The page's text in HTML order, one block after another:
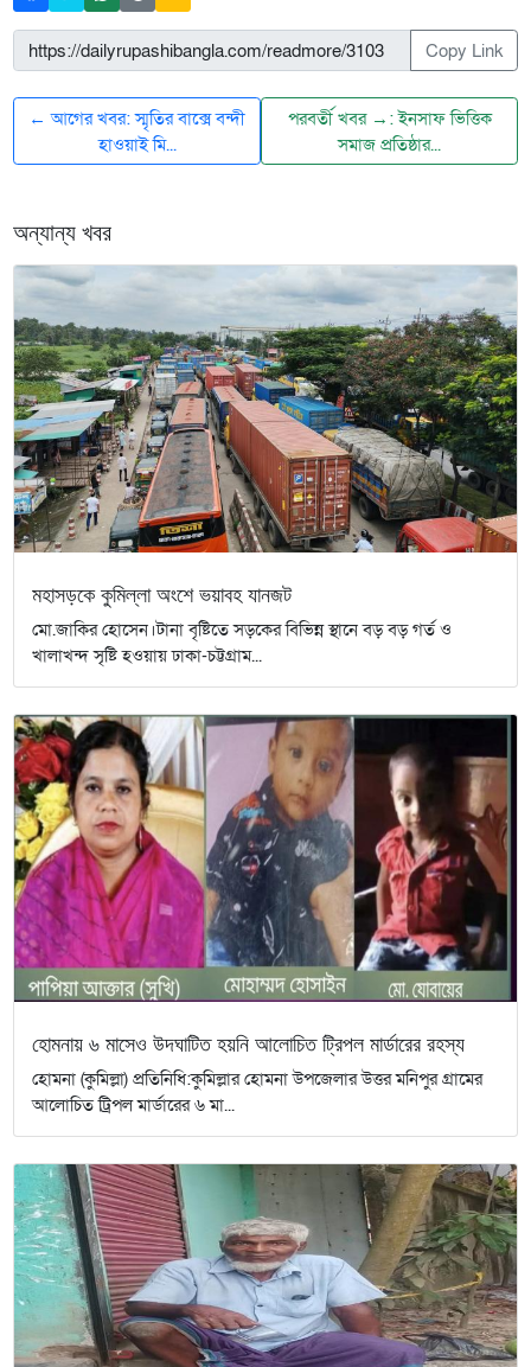
Copy Link
← আগের খবর: স্মৃতির বাক্সে বন্দী
হাওয়াই মি...
পরবর্তী খবর →: ইনসাফ ভিত্তিক
সমাজ প্রতিষ্ঠার...
অন্যান্য খবর
মহাসড়কে কুমিল্লা অংশে ভয়াবহ যানজট
মো.জাকির হোসেন।টানা বৃষ্টিতে সড়কের বিভিন্ন স্থানে বড় বড় গর্ত ও
খালাখন্দ সৃষ্টি হওয়ায় ঢাকা-চট্টগ্রাম...
হোমনায় ৬ মাসেও উদঘাটিত হয়নি আলোচিত ট্রিপল মার্ডারের রহস্য
হোমনা (কুমিল্লা) প্রতিনিধি:কুমিল্লার হোমনা উপজেলার উত্তর মনিপুর গ্রামের
আলোচিত ট্রিপল মার্ডারের ৬ মা...